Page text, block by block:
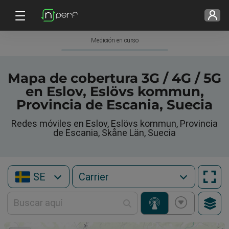
Medición en curso
Mapa de cobertura 3G / 4G / 5G
en Eslov, Eslövs kommun,
Provincia de Escania, Suecia
Redes móviles en Eslov, Eslövs kommun, Provincia
de Escania, Skåne Län, Suecia
SE